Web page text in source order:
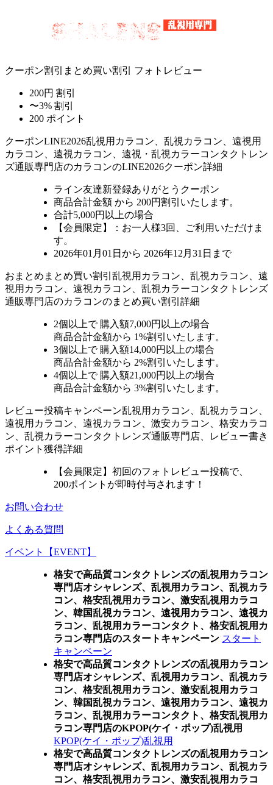
クーポン割引 まとめ買い割引 フォトレビュー
200円 割引
〜3% 割引
200 ポイント
クーポンLINE2026乱視用カラコン、乱視カラコン、遠視用
カラコン、遠視カラコン、遠視・乱視カラーコンタクトレン
ズ通販専門店のカラコンのLINE2026クーポン詳細
ライン友達新登録ありがとうクーポン
商品合計金額 から 200円割引 いたします。
合計5,000円以上の場合
【会員限定】：お一人様3回
、ご利用いただけま
す。
2026年01月01日から 2026年12月31日まで
おまとめ まとめ買い割引 乱視用カラコン、乱視カラコン、遠
視用カラコン、遠視カラコン、乱視カラーコンタクトレンズ
通販専門店のカラコンのまとめ買い割引詳細
2個 以上で 購入額7,000円以上の場合
商品合計金額から 1%割引いたします。
3個 以上で 購入額14,000円以上の場合
商品合計金額から 2%割引いたします。
4個 以上で 購入額21,000円以上の場合
商品合計金額から 3%割引いたします。
レビュー投稿キャンペーン乱視用カラコン、乱視カラコン、
遠視用カラコン、遠視カラコン、激安カラコン、格安カラコ
ン、乱視カラーコンタクトレンズ通販専門店、レビュー書き
ポイント獲得詳細
【会員限定】初回のフォトレビュー投稿で、
200ポイント が即時付与されます！
お問い合わせ
よくある質問
イベント【EVENT】
格安で高品質コンタクトレンズの乱視用カラコン
専門店オシャレンズ、乱視用カラコン、乱視カラ
コン、格安乱視用カラコン、激安乱視用カラコ
ン、韓国乱視カラコン、遠視用カラコン、遠視カ
ラコン、乱視用カラーコンタクト、格安乱視用カ
ラコン専門店のスタートキャンペーン スタート
キャンペーン
格安で高品質コンタクトレンズの乱視用カラコン
専門店オシャレンズ、乱視用カラコン、乱視カラ
コン、格安乱視用カラコン、激安乱視用カラコ
ン、韓国乱視カラコン、遠視用カラコン、遠視カ
ラコン、乱視用カラーコンタクト、格安乱視用カ
ラコン専門店のKPOP(ケイ・ポップ)乱視用
KPOP(ケイ・ポップ)乱視用
格安で高品質コンタクトレンズの乱視用カラコン
専門店オシャレンズ、乱視用カラコン、乱視カラ
コン、格安乱視用カラコン、激安乱視用カラコ